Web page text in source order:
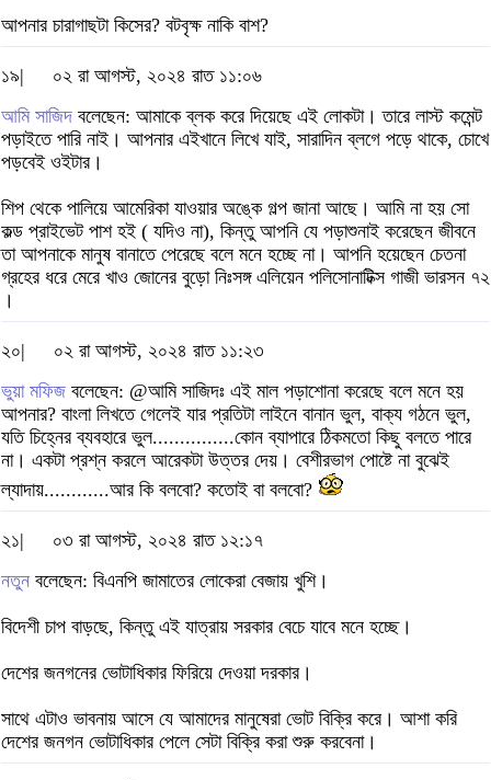
আপনার চারাগাছটা কিসের? বটবৃক্ষ নাকি বাশ?
১৯|
০২ রা আগস্ট, ২০২৪ রাত ১১:০৬
আমি সাজিদ বলেছেন: আমাকে ব্লক করে দিয়েছে এই লোকটা। তারে লাস্ট কমেন্ট
পড়াইতে পারি নাই। আপনার এইখানে লিখে যাই, সারাদিন ব্লগে পড়ে থাকে, চোখে
পড়বেই ওইটার।
শিপ থেকে পালিয়ে আমেরিকা যাওয়ার অঙ্কে গল্প জানা আছে। আমি না হয় সো
কল্ড প্রাইভেট পাশ হই ( যদিও না), কিন্তু আপনি যে পড়াশুনাই করেছেন জীবনে
তা আপনাকে মানুষ বানাতে পেরেছে বলে মনে হচ্ছে না। আপনি হয়েছেন চেতনা
গ্রহের ধরে মেরে খাও জোনের বুড়ো নিঃসঙ্গ এলিয়েন পলিসোনাটিক্স গাজী ভারসন ৭২
।
২০|
০২ রা আগস্ট, ২০২৪ রাত ১১:২৩
ভুয়া মফিজ বলেছেন: @আমি সাজিদঃ এই মাল পড়াশোনা করেছে বলে মনে হয়
আপনার? বাংলা লিখতে গেলেই যার প্রতিটা লাইনে বানান ভুল, বাক্য গঠনে ভুল,
যতি চিহ্নের ব্যবহারে ভুল...............কোন ব্যাপারে ঠিকমতো কিছু বলতে পারে
না। একটা প্রশ্ন করলে আরেকটা উত্তর দেয়। বেশীরভাগ পোষ্টে না বুঝেই
ল্যাদায়............আর কি বলবো? কতোই বা বলবো?
২১|
০৩ রা আগস্ট, ২০২৪ রাত ১২:১৭
নতুন বলেছেন: বিএনপি জামাতের লোকেরা বেজায় খুশি।
বিদেশী চাপ বাড়ছে, কিন্তু এই যাত্রায় সরকার বেচে যাবে মনে হচ্ছে।
দেশের জনগনের ভোটাধিকার ফিরিয়ে দেওয়া দরকার।
সাথে এটাও ভাবনায় আসে যে আমাদের মানুষেরা ভোট বিক্রি করে। আশা করি
দেশের জনগন ভোটাধিকার পেলে সেটা বিক্রি করা শুরু করবেনা।